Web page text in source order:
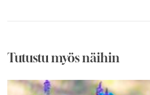
Tutustu myös näihin